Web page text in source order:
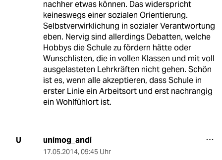
nachher etwas können. Das widerspricht
keineswegs einer sozialen Orientierung.
Selbstverwirklichung in sozialer Verantwortung
eben. Nervig sind allerdings Debatten, welche
Hobbys die Schule zu fördern hätte oder
Wunschlisten, die in vollen Klassen und mit voll
ausgelasteten Lehrkräften nicht gehen. Schön
ist es, wenn alle akzeptieren, dass Schule in
erster Linie ein Arbeitsort und erst nachrangig
ein Wohlfühlort ist.
U unimog_andi
17.05.2014, 09:45 Uhr